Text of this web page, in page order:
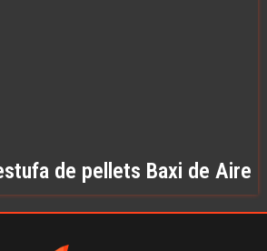
de pellets Baxi de Aire